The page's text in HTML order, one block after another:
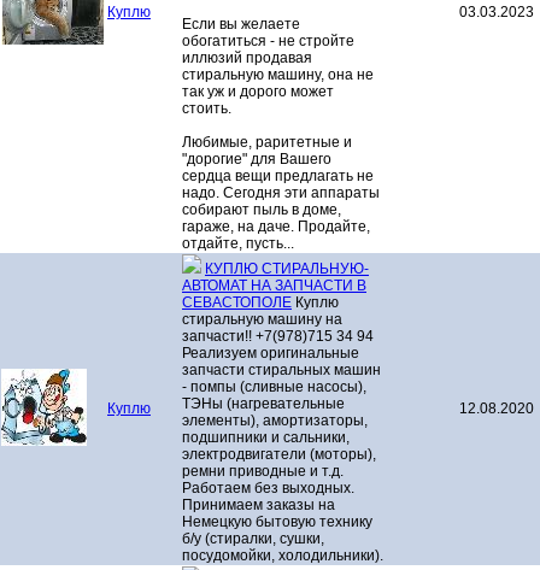
Куплю
Если вы желаете
обогатиться - не стройте
иллюзий продавая
стиральную машину, она не
так уж и дорого может
стоить.
Любимые, раритетные и
"дорогие" для Вашего
сердца вещи предлагать не
надо. Сегодня эти аппараты
собирают пыль в доме,
гараже, на даче. Продайте,
отдайте, пусть...
03.03.2023
Куплю
КУПЛЮ СТИРАЛЬНУЮ-
АВТОМАТ НА ЗАПЧАСТИ В
СЕВАСТОПОЛЕ Куплю
стиральную машину на
запчасти!! +7(978)715 34 94
Реализуем оригинальные
запчасти стиральных машин
- помпы (сливные насосы),
ТЭНы (нагревательные
элементы), амортизаторы,
подшипники и сальники,
электродвигатели (моторы),
ремни приводные и т.д.
Работаем без выходных.
Принимаем заказы на
Немецкую бытовую технику
б/у (стиралки, сушки,
посудомойки, холодильники).
12.08.2020